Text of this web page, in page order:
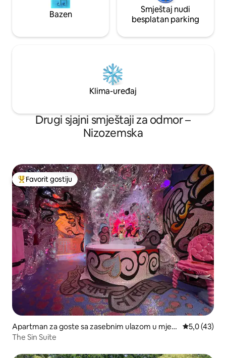
Bazen
Smještaj nudi
besplatan parking
Klima-uređaj
Drugi sjajni smještaji za odmor –
Nizozemska
Glavni favorit gostiju
Favorit gostiju
Apartman za goste sa zasebnim ulazom u mjest
u Centar
prosječna
5,0 (43)
The Sin Suite